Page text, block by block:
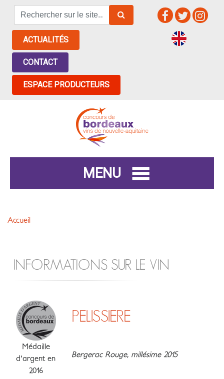
ACTUALITÉS
CONTACT
ESPACE PRODUCTEURS
MENU
Accueil
INFORMATIONS SUR LE VIN
Médaille
d'argent en
2016
PELISSIERE
Bergerac Rouge, millésime 2015